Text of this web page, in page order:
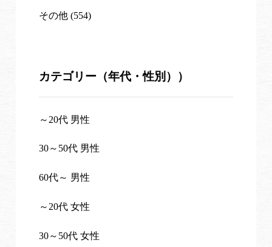
その他 (554)
カテゴリー（年代・性別））
～20代 男性
30～50代 男性
60代～ 男性
～20代 女性
30～50代 女性